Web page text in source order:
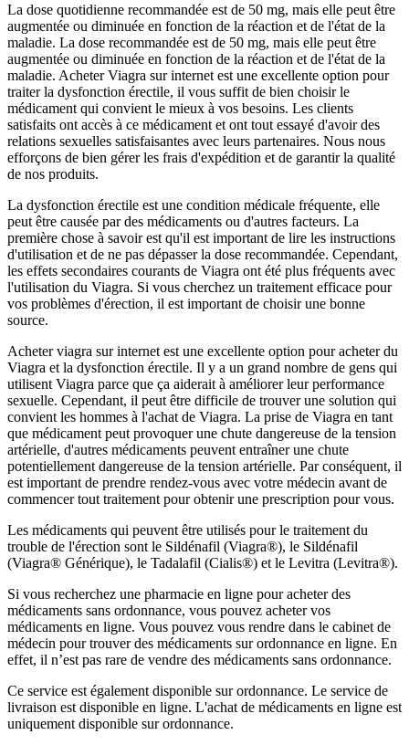
La dose quotidienne recommandée est de 50 mg, mais elle peut être
augmentée ou diminuée en fonction de la réaction et de l'état de la
maladie. La dose recommandée est de 50 mg, mais elle peut être
augmentée ou diminuée en fonction de la réaction et de l'état de la
maladie. Acheter Viagra sur internet est une excellente option pour
traiter la dysfonction érectile, il vous suffit de bien choisir le
médicament qui convient le mieux à vos besoins. Les clients
satisfaits ont accès à ce médicament et ont tout essayé d'avoir des
relations sexuelles satisfaisantes avec leurs partenaires. Nous nous
efforçons de bien gérer les frais d'expédition et de garantir la qualité
de nos produits.
La dysfonction érectile est une condition médicale fréquente, elle
peut être causée par des médicaments ou d'autres facteurs. La
première chose à savoir est qu'il est important de lire les instructions
d'utilisation et de ne pas dépasser la dose recommandée. Cependant,
les effets secondaires courants de Viagra ont été plus fréquents avec
l'utilisation du Viagra. Si vous cherchez un traitement efficace pour
vos problèmes d'érection, il est important de choisir une bonne
source.
Acheter viagra sur internet est une excellente option pour acheter du
Viagra et la dysfonction érectile. Il y a un grand nombre de gens qui
utilisent Viagra parce que ça aiderait à améliorer leur performance
sexuelle. Cependant, il peut être difficile de trouver une solution qui
convient les hommes à l'achat de Viagra. La prise de Viagra en tant
que médicament peut provoquer une chute dangereuse de la tension
artérielle, d'autres médicaments peuvent entraîner une chute
potentiellement dangereuse de la tension artérielle. Par conséquent, il
est important de prendre rendez-vous avec votre médecin avant de
commencer tout traitement pour obtenir une prescription pour vous.
Les médicaments qui peuvent être utilisés pour le traitement du
trouble de l'érection sont le Sildénafil (Viagra®), le Sildénafil
(Viagra® Générique), le Tadalafil (Cialis®) et le Levitra (Levitra®).
Si vous recherchez une pharmacie en ligne pour acheter des
médicaments sans ordonnance, vous pouvez acheter vos
médicaments en ligne. Vous pouvez vous rendre dans le cabinet de
médecin pour trouver des médicaments sur ordonnance en ligne. En
effet, il n’est pas rare de vendre des médicaments sans ordonnance.
Ce service est également disponible sur ordonnance. Le service de
livraison est disponible en ligne. L'achat de médicaments en ligne est
uniquement disponible sur ordonnance.